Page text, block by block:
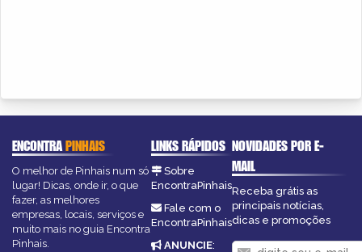
ENCONTRAPINHAIS
O melhor de Pinhais num só
lugar! Dicas, onde ir, o que
fazer, as melhores
empresas, locais, serviços e
muito mais no guia Encontra
Pinhais.
LINKS RÁPIDOS
Sobre
EncontraPinhais
Fale com o
EncontraPinhais
ANUNCIE:
NOVIDADES POR E-
MAIL
Receba grátis as
principais notícias,
dicas e promoções